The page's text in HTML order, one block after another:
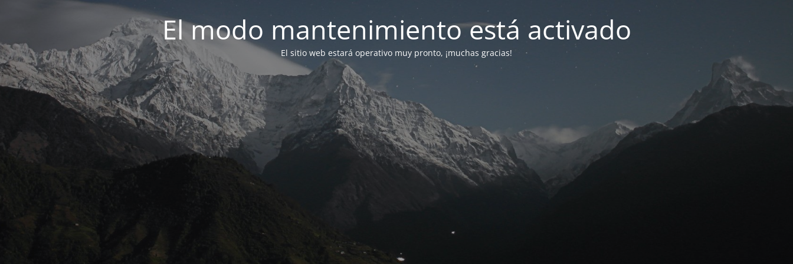
El modo mantenimiento está activado
El sitio web estará operativo muy pronto, ¡muchas gracias!